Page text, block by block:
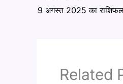
9 अगस्त 2025 का
Related